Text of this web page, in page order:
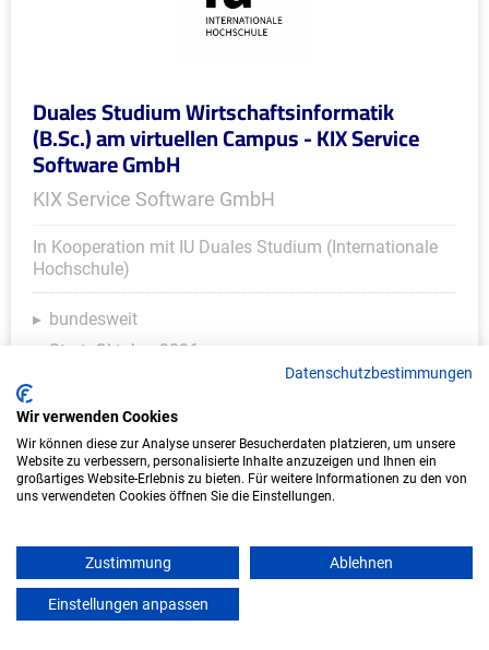
Duales Studium Wirtschaftsinformatik
(B.Sc.) am virtuellen Campus - KIX Service
Software GmbH
KIX Service Software GmbH
In Kooperation mit IU Duales Studium (Internationale
Hochschule)
bundesweit
Start: Oktober 2026
Duales Studium Informatik (B.Sc.) am
Datenschutzbestimmungen
Wir verwenden Cookies
Wir können diese zur Analyse unserer Besucherdaten platzieren, um unsere
Website zu verbessern, personalisierte Inhalte anzuzeigen und Ihnen ein
großartiges Website-Erlebnis zu bieten. Für weitere Informationen zu den von
uns verwendeten Cookies öffnen Sie die Einstellungen.
Zustimmung Ablehnen
Einstellungen anpassen